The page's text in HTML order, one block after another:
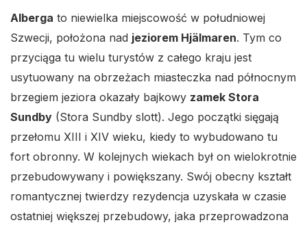
Alberga to niewielka miejscowość w południowej
Szwecji, położona nad jeziorem Hjälmaren. Tym co
przyciąga tu wielu turystów z całego kraju jest
usytuowany na obrzeżach miasteczka nad północnym
brzegiem jeziora okazały bajkowy zamek Stora
Sundby (Stora Sundby slott). Jego początki sięgają
przełomu XIII i XIV wieku, kiedy to wybudowano tu
fort obronny. W kolejnych wiekach był on wielokrotnie
przebudowywany i powiększany. Swój obecny kształt
romantycznej twierdzy rezydencja uzyskała w czasie
ostatniej większej przebudowy, jaka przeprowadzona